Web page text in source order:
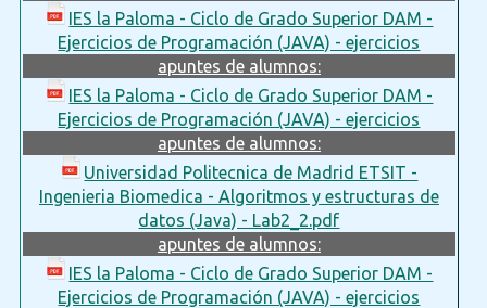
IES la Paloma - Ciclo de Grado Superior DAM -
Ejercicios de Programación (JAVA) - ejercicios
apuntes de alumnos:
IES la Paloma - Ciclo de Grado Superior DAM -
Ejercicios de Programación (JAVA) - ejercicios
apuntes de alumnos:
Universidad Politecnica de Madrid ETSIT -
Ingenieria Biomedica - Algoritmos y estructuras de
datos (Java) - Lab2_2.pdf
apuntes de alumnos:
IES la Paloma - Ciclo de Grado Superior DAM -
Ejercicios de Programación (JAVA) - ejercicios